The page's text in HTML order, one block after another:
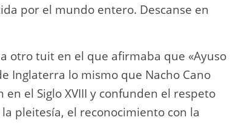
por el mundo entero. Descanse en
otro tuit en el que afirmaba que «Ayuso
Inglaterra lo mismo que Nacho Cano
el Siglo XVIII y confunden el respeto
pleitesía, el reconocimiento con la